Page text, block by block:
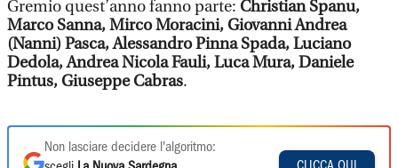
Gremio quest’anno fanno parte: Christian Spanu,
Marco Sanna, Mirco Moracini, Giovanni Andrea
(Nanni) Pasca, Alessandro Pinna Spada, Luciano
Dedola, Andrea Nicola Fauli, Luca Mura, Daniele
Pintus, Giuseppe Cabras.
Non lasciare decidere l'algoritmo: